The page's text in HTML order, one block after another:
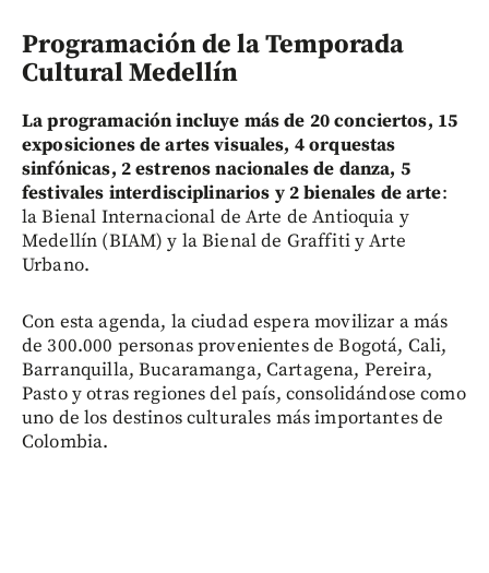
Programación de la Temporada
Cultural Medellín
La programación incluye más de 20 conciertos, 15
exposiciones de artes visuales, 4 orquestas
sinfónicas, 2 estrenos nacionales de danza, 5
festivales interdisciplinarios y 2 bienales de arte:
la Bienal Internacional de Arte de Antioquia y
Medellín (BIAM) y la Bienal de Graffiti y Arte
Urbano.
Con esta agenda, la ciudad espera movilizar a más
de 300.000 personas provenientes de Bogotá, Cali,
Barranquilla, Bucaramanga, Cartagena, Pereira,
Pasto y otras regiones del país, consolidándose como
uno de los destinos culturales más importantes de
Colombia.